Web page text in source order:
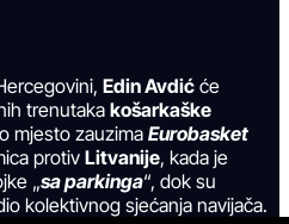
Edin Avdić će
trenutaka košarkaške
mjesto zauzima Eurobasket
protiv Litvanije, kada je
„sa parkinga“, dok su
kolektivnog sjećanja navijača.